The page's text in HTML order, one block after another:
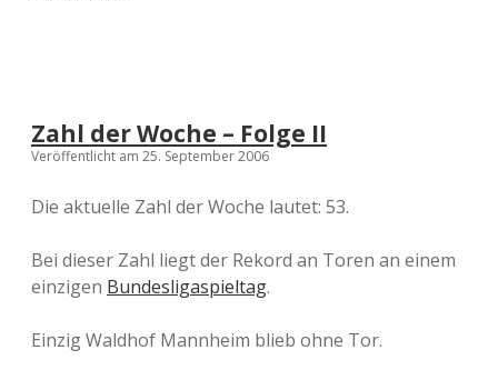
Zahl der Woche – Folge II
Veröffentlicht am 25. September 2006
Die aktuelle Zahl der Woche lautet: 53.
Bei dieser Zahl liegt der Rekord an Toren an einem
einzigen Bundesligaspieltag.
Einzig Waldhof Mannheim blieb ohne Tor.